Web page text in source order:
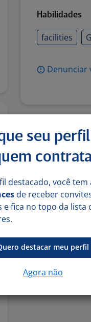
Habilidades
facilities
Denunciar
seu perfil
contrata
destacado, você tem
de receber
e fica no topo da lista
destacar meu perfil
Agora não